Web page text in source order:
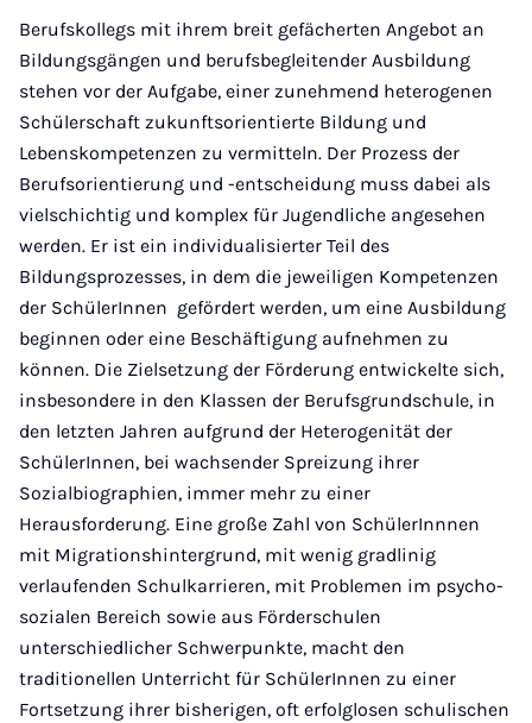
Berufskollegs mit ihrem breit gefächerten Angebot an
Bildungsgängen und berufsbegleitender Ausbildung
stehen vor der Aufgabe, einer zunehmend heterogenen
Schülerschaft zukunftsorientierte Bildung und
Lebenskompetenzen zu vermitteln. Der Prozess der
Berufsorientierung und -entscheidung muss dabei als
vielschichtig und komplex für Jugendliche angesehen
werden. Er ist ein individualisierter Teil des
Bildungsprozesses, in dem die jeweiligen Kompetenzen
der SchülerInnen gefördert werden, um eine Ausbildung
beginnen oder eine Beschäftigung aufnehmen zu
können. Die Zielsetzung der Förderung entwickelte sich,
insbesondere in den Klassen der Berufsgrundschule, in
den letzten Jahren aufgrund der Heterogenität der
SchülerInnen, bei wachsender Spreizung ihrer
Sozialbiographien, immer mehr zu einer
Herausforderung. Eine große Zahl von SchülerInnnen
mit Migrationshintergrund, mit wenig gradlinig
verlaufenden Schulkarrieren, mit Problemen im psycho-
sozialen Bereich sowie aus Förderschulen
unterschiedlicher Schwerpunkte, macht den
traditionellen Unterricht für SchülerInnen zu einer
Fortsetzung ihrer bisherigen, oft erfolglosen schulischen